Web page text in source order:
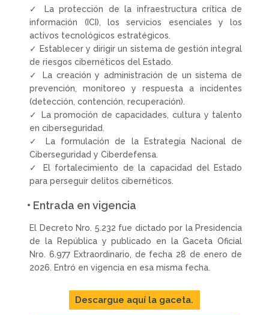
✓ La protección de la infraestructura crítica de
información (ICI), los servicios esenciales y los
activos tecnológicos estratégicos.
✓ Establecer y dirigir un sistema de gestión integral
de riesgos cibernéticos del Estado.
✓ La creación y administración de un sistema de
prevención, monitoreo y respuesta a incidentes
(detección, contención, recuperación).
✓ La promoción de capacidades, cultura y talento
en ciberseguridad.
✓ La formulación de la Estrategia Nacional de
Ciberseguridad y Ciberdefensa.
✓ El fortalecimiento de la capacidad del Estado
para perseguir delitos cibernéticos.
• Entrada en vigencia
El Decreto Nro. 5.232 fue dictado por la Presidencia
de la República y publicado en la Gaceta Oficial
Nro. 6.977 Extraordinario, de fecha 28 de enero de
2026. Entró en vigencia en esa misma fecha.
Descargue aquí la gaceta.